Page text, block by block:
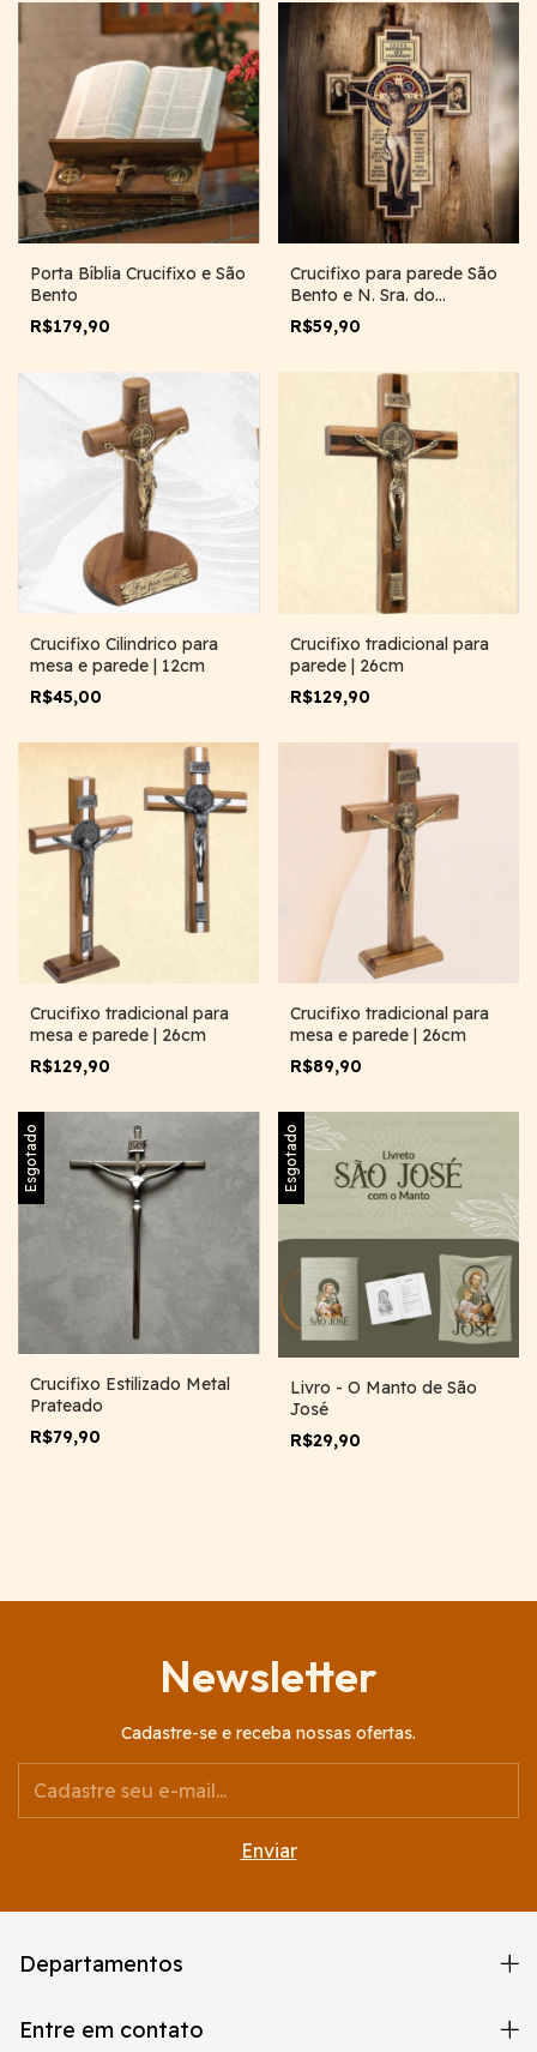
Porta Bíblia Crucifixo e São
Bento
R$179,90
Crucifixo para parede São
Bento e N. Sra. do
Perpétuo Socorro | 19cm
R$59,90
Crucifixo Cilindrico para
mesa e parede | 12cm
R$45,00
Crucifixo tradicional para
parede | 26cm
R$129,90
Crucifixo tradicional para
mesa e parede | 26cm
R$129,90
Crucifixo tradicional para
mesa e parede | 26cm
R$89,90
Esgotado
Crucifixo Estilizado Metal
Prateado
R$79,90
Esgotado
Livro - O Manto de São
José
R$29,90
Newsletter
Cadastre-se e receba nossas ofertas.
Departamentos
Entre em contato